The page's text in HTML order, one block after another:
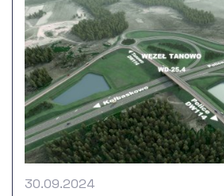
30.09.2024